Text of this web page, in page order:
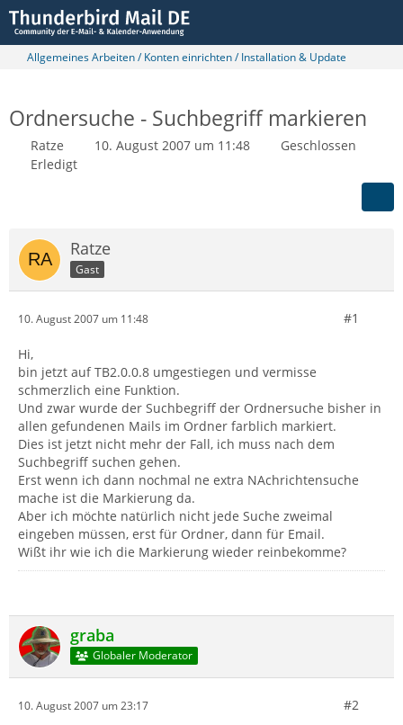
Allgemeines Arbeiten / Konten einrichten / Installation & Update
Ordnersuche - Suchbegriff markieren
Ratze 10. August 2007 um 11:48
Geschlossen
Erledigt
Ratze
Gast
10. August 2007 um 11:48 #1
Hi,
bin jetzt auf TB2.0.0.8 umgestiegen und vermisse
schmerzlich eine Funktion.
Und zwar wurde der Suchbegriff der Ordnersuche bisher in
allen gefundenen Mails im Ordner farblich markiert.
Dies ist jetzt nicht mehr der Fall, ich muss nach dem
Suchbegriff suchen gehen.
Erst wenn ich dann nochmal ne extra NAchrichtensuche
mache ist die Markierung da.
Aber ich möchte natürlich nicht jede Suche zweimal
eingeben müssen, erst für Ordner, dann für Email.
Wißt ihr wie ich die Markierung wieder reinbekomme?
graba
Globaler Moderator
10. August 2007 um 23:17 #2